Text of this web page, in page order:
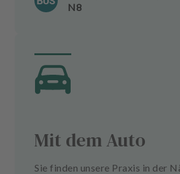
N8
Mit dem Auto
Sie finden unsere Praxis in der